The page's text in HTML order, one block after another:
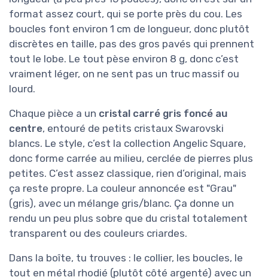
format assez court, qui se porte près du cou. Les
boucles font environ 1 cm de longueur, donc plutôt
discrètes en taille, pas des gros pavés qui prennent
tout le lobe. Le tout pèse environ 8 g, donc c’est
vraiment léger, on ne sent pas un truc massif ou
lourd.
Chaque pièce a un cristal carré gris foncé au
centre, entouré de petits cristaux Swarovski
blancs. Le style, c’est la collection Angelic Square,
donc forme carrée au milieu, cerclée de pierres plus
petites. C’est assez classique, rien d’original, mais
ça reste propre. La couleur annoncée est "Grau"
(gris), avec un mélange gris/blanc. Ça donne un
rendu un peu plus sobre que du cristal totalement
transparent ou des couleurs criardes.
Dans la boîte, tu trouves : le collier, les boucles, le
tout en métal rhodié (plutôt côté argenté) avec un